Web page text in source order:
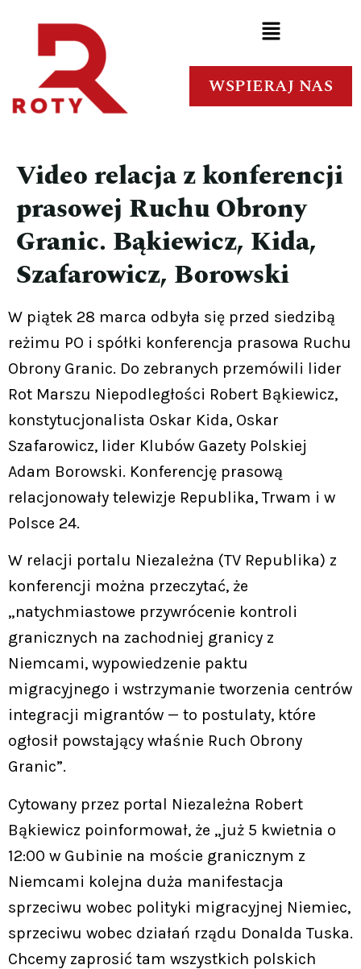
WSPIERAJ NAS
Video relacja z konferencji
prasowej Ruchu Obrony
Granic. Bąkiewicz, Kida,
Szafarowicz, Borowski
W piątek 28 marca odbyła się przed siedzibą
reżimu PO i spółki konferencja prasowa Ruchu
Obrony Granic. Do zebranych przemówili lider
Rot Marszu Niepodległości Robert Bąkiewicz,
konstytucjonalista Oskar Kida, Oskar
Szafarowicz, lider Klubów Gazety Polskiej
Adam Borowski. Konferencję prasową
relacjonowały telewizje Republika, Trwam i w
Polsce 24.
W relacji portalu Niezależna (TV Republika) z
konferencji można przeczytać, że
„natychmiastowe przywrócenie kontroli
granicznych na zachodniej granicy z
Niemcami, wypowiedzenie paktu
migracyjnego i wstrzymanie tworzenia centrów
integracji migrantów — to postulaty, które
ogłosił powstający właśnie Ruch Obrony
Granic”.
Cytowany przez portal Niezależna Robert
Bąkiewicz poinformował, że „już 5 kwietnia o
12:00 w Gubinie na moście granicznym z
Niemcami kolejna duża manifestacja
sprzeciwu wobec polityki migracyjnej Niemiec,
sprzeciwu wobec działań rządu Donalda Tuska.
Chcemy zaprosić tam wszystkich polskich